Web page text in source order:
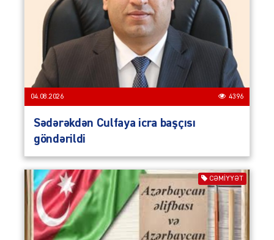
04.08.2026 4396
Sədərəkdən Culfaya icra başçısı
göndərildi
CƏMIYYƏT